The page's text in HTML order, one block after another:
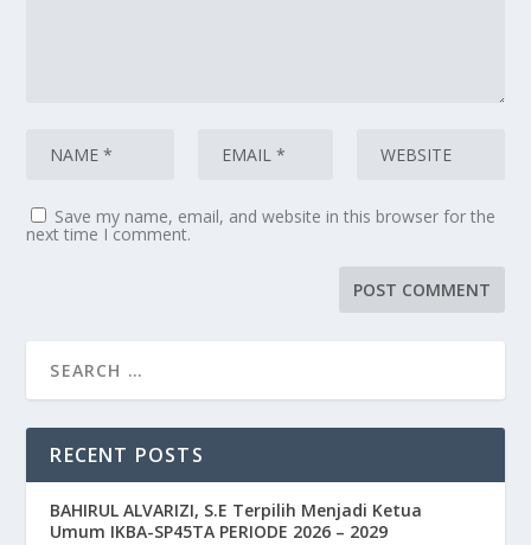
Save my name, email, and website in this browser for the
next time I comment.
RECENT POSTS
BAHIRUL ALVARIZI, S.E Terpilih Menjadi Ketua
Umum IKBA-SP45TA PERIODE 2026 – 2029